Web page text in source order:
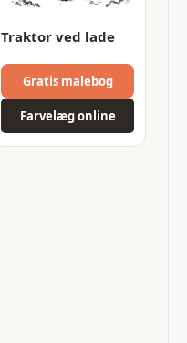
Traktor ved lade
Gratis malebog
Farvelæg online